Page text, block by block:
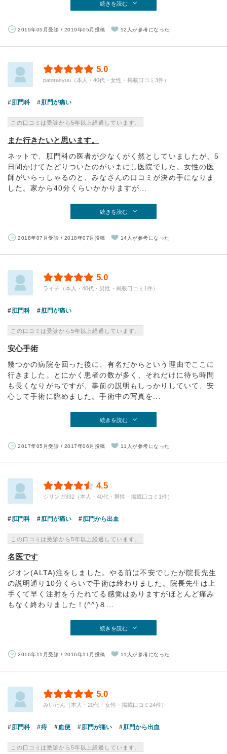
続きを読む
2019年05月受診 / 2019年05月投稿 52人が参考になった
5.0
patorasyuu（本人・40代・女性・掲載口コミ3件）
肛門科 肛門が痛い
この口コミは受診から5年以上経過しています。
また行きたいと思います。
ネットで、肛門科の医者が少なくがく然としていましたが、5
日間かけてたどりついたのがいまにし医院でした。女性の医
師がいらっしゃるのと、みなさんの口コミが決め手になりま
した。家から40分くらいかかりますが...
続きを読む
2018年07月受診 / 2018年07月投稿 14人が参考になった
5.0
ライチ（本人・40代・男性・掲載口コミ1件）
肛門科 肛門が痛い
この口コミは受診から5年以上経過しています。
安心手術
幾つかの病院を回った後に、有名だからという理由でここに
行きました。とにかく患者の数が多く、それだけに待ち時間
も長くなりがちですが、事前の説明もしっかりしていて、安
心して手術に臨めました。手術中の写真を...
続きを読む
2017年05月受診 / 2017年06月投稿 11人が参考になった
4.5
シリンガ932（本人・40代・男性・掲載口コミ1件）
肛門科 肛門が痛い 肛門から出血
この口コミは受診から5年以上経過しています。
名医です
ジオン(ALTA)注をしました。やる前は不安でしたが院長先生
の説明通り10分くらいで手術は終わりました。院長先生は上
手くて早く注射をうたれてる感覚はありますがほとんど痛み
もなく終わりました！(^^)８...
続きを読む
2016年11月受診 / 2016年11月投稿 11人が参考になった
5.0
みいたん（本人・20代・女性・掲載口コミ24件）
肛門科 痔 血便 肛門が痛い 肛門から出血
この口コミは受診から5年以上経過しています。